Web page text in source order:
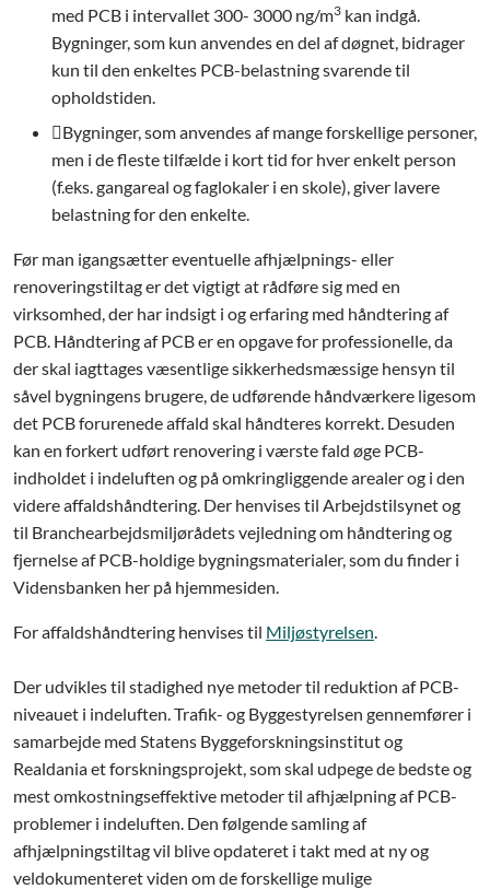
med PCB i intervallet 300- 3000 ng/m3 kan indgå.
Bygninger, som kun anvendes en del af døgnet, bidrager
kun til den enkeltes PCB-belastning svarende til
opholdstiden.
Bygninger, som anvendes af mange forskellige personer,
men i de fleste tilfælde i kort tid for hver enkelt person
(f.eks. gangareal og faglokaler i en skole), giver lavere
belastning for den enkelte.
Før man igangsætter eventuelle afhjælpnings- eller
renoveringstiltag er det vigtigt at rådføre sig med en
virksomhed, der har indsigt i og erfaring med håndtering af
PCB. Håndtering af PCB er en opgave for professionelle, da
der skal iagttages væsentlige sikkerhedsmæssige hensyn til
såvel bygningens brugere, de udførende håndværkere ligesom
det PCB forurenede affald skal håndteres korrekt. Desuden
kan en forkert udført renovering i værste fald øge PCB-
indholdet i indeluften og på omkringliggende arealer og i den
videre affaldshåndtering. Der henvises til Arbejdstilsynet og
til Branchearbejdsmiljørådets vejledning om håndtering og
fjernelse af PCB-holdige bygningsmaterialer, som du finder i
Vidensbanken her på hjemmesiden.
For affaldshåndtering henvises til Miljøstyrelsen.
Der udvikles til stadighed nye metoder til reduktion af PCB-
niveauet i indeluften. Trafik- og Byggestyrelsen gennemfører i
samarbejde med Statens Byggeforskningsinstitut og
Realdania et forskningsprojekt, som skal udpege de bedste og
mest omkostningseffektive metoder til afhjælpning af PCB-
problemer i indeluften. Den følgende samling af
afhjælpningstiltag vil blive opdateret i takt med at ny og
veldokumenteret viden om de forskellige mulige